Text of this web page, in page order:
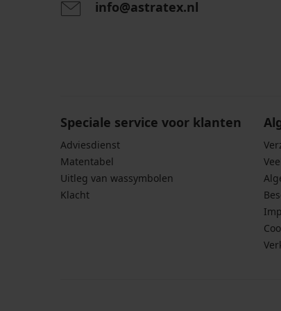
info@astratex.nl
Speciale service voor klanten
Adviesdienst
Matentabel
Uitleg van wassymbolen
Klacht